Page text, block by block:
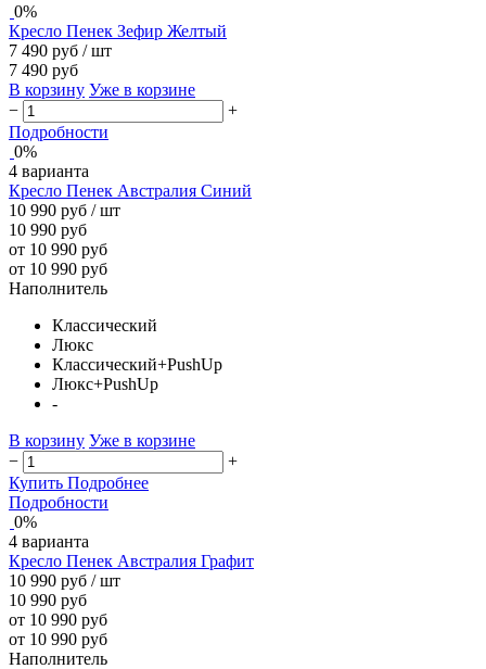
0%
Кресло Пенек Зефир Желтый
7 490 руб / шт
7 490 руб
В корзину Уже в корзине
−
+
Подробности
0%
4 варианта
Кресло Пенек Австралия Синий
10 990 руб / шт
10 990 руб
от 10 990 руб
от 10 990 руб
Наполнитель
Классический
Люкс
Классический+PushUp
Люкс+PushUp
-
В корзину Уже в корзине
−
+
Купить Подробнее
Подробности
0%
4 варианта
Кресло Пенек Австралия Графит
10 990 руб / шт
10 990 руб
от 10 990 руб
от 10 990 руб
Наполнитель